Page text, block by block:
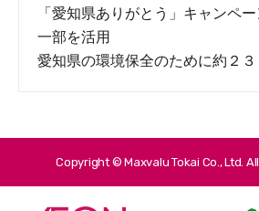
「愛知県ありがとう」キャンペ
一部を活用
愛知県の環境保全のために約２
Copyright © Maxvalu Tokai Co., Ltd.